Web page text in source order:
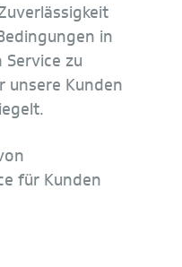
in
zu
unsere Kunden
für Kunden